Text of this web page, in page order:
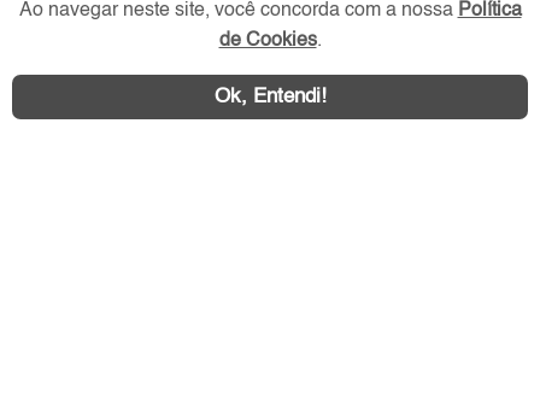
Ao navegar neste site, você concorda com a nossa Política
de Cookies.
Ok, Entendi!